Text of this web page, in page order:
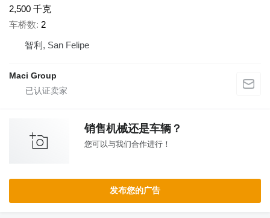
2,500 千克
车桥数 2
智利, San Felipe
Maci Group
销售机械还是车辆？
您可以与我们合作进行！
发布您的广告